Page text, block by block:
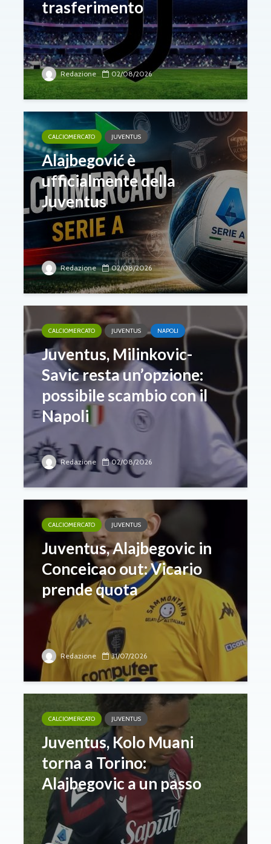
trasferimento
Redazione 02/08/2026
CALCIOMERCATO JUVENTUS
Alajbegović è
ufficialmente della
Juventus
Redazione 02/08/2026
CALCIOMERCATO JUVENTUS NAPOLI
Juventus, Milinkovic-
Savic resta un’opzione:
possibile scambio con il
Napoli
Redazione 02/08/2026
CALCIOMERCATO JUVENTUS
Juventus, Alajbegovic in
Conceicao out: Vicario
prende quota
Redazione 31/07/2026
CALCIOMERCATO JUVENTUS
Juventus, Kolo Muani
torna a Torino:
Alajbegovic a un passo